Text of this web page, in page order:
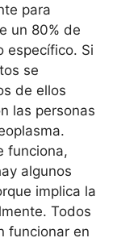
para
un 80% de
específico. Si
se
de ellos
las personas
funciona,
algunos
implica la
Todos
funcionar en